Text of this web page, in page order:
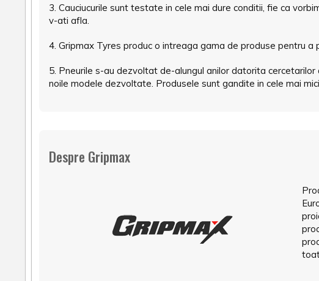
3. Cauciucurile sunt testate in cele mai dure conditii, fie ca
v-ati afla.
4. Gripmax Tyres produc o intreaga gama de produse pentru
5. Pneurile s-au dezvoltat de-alungul anilor datorita
noile modele dezvoltate. Produsele sunt gandite in cele mai
Despre Gripmax